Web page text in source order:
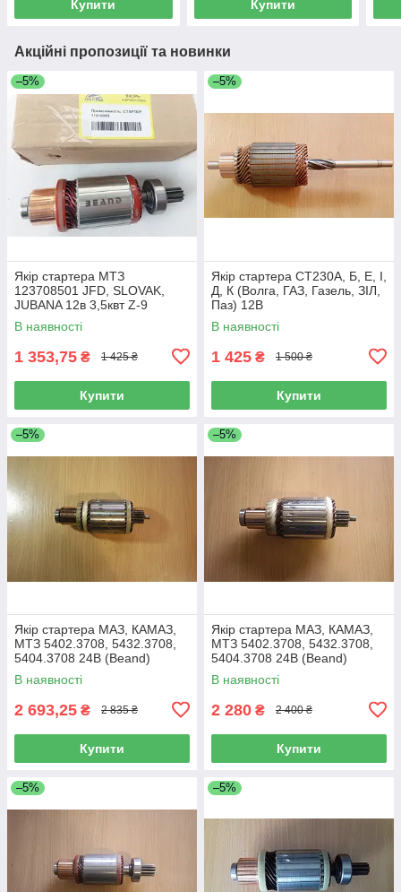
Купити Купити
Акційні пропозиції та новинки
–5%
Якір стартера МТЗ
123708501 JFD, SLOVAK,
JUBANA 12в 3,5квт Z-9
В наявності
1 353,75 ₴ 1 425 ₴
Купити
–5%
Якір стартера СТ230А, Б, Е, І,
Д, К (Волга, ГАЗ, Газель, ЗІЛ,
Паз) 12В
В наявності
1 425 ₴ 1 500 ₴
Купити
–5%
Якір стартера МАЗ, КАМАЗ,
МТЗ 5402.3708, 5432.3708,
5404.3708 24В (Beand)
В наявності
2 693,25 ₴ 2 835 ₴
Купити
–5%
Якір стартера МАЗ, КАМАЗ,
МТЗ 5402.3708, 5432.3708,
5404.3708 24В (Beand)
В наявності
2 280 ₴ 2 400 ₴
Купити
–5% –5%